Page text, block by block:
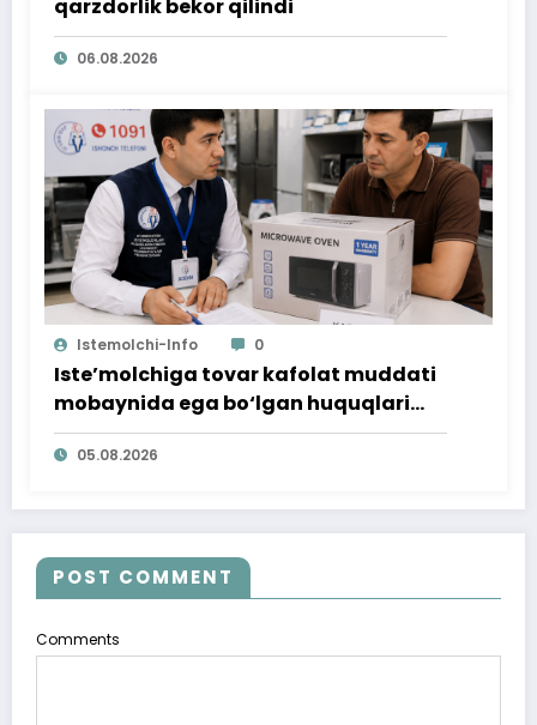
qarzdorlik bekor qilindi
06.08.2026
Istemolchi-Info 0
Iste’molchiga tovar kafolat muddati
mobaynida ega bo‘lgan huquqlari
ta’minlab berildi
05.08.2026
POST COMMENT
Comments